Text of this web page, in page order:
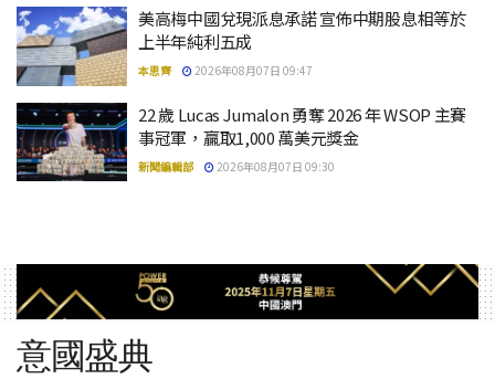
美高梅中國兌現派息承諾 宣佈中期股息相等於
上半年純利五成
本思齊 2026年08月07日 09:47
22 歲 Lucas Jumalon 勇奪 2026 年 WSOP 主賽
事冠軍，贏取1,000 萬美元獎金
新聞編輯部 2026年08月07日 09:30
意國盛典